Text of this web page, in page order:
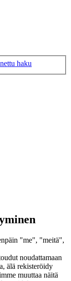
haku
"me", "meitä",
noudattamaan
älä rekisteröidy
muuttaa näitä